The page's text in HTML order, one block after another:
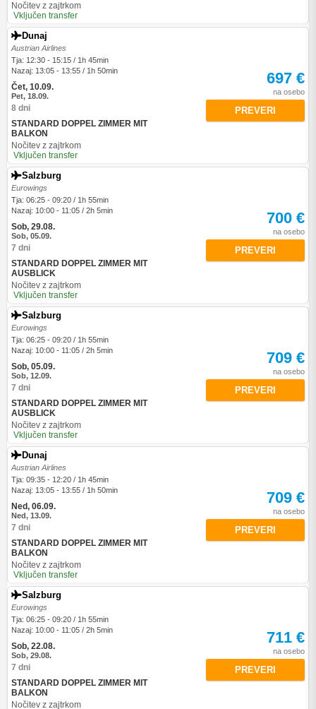
Nočitev z zajtrkom
Vključen transfer
Dunaj
Austrian Airlines
Tja: 12:30 - 15:15 / 1h 45min
Nazaj: 13:05 - 13:55 / 1h 50min
Čet, 10.09.
Pet, 18.09.
8 dni
STANDARD DOPPEL ZIMMER MIT
BALKON
Nočitev z zajtrkom
Vključen transfer
697 €
na osebo
PREVERI
Salzburg
Eurowings
Tja: 06:25 - 09:20 / 1h 55min
Nazaj: 10:00 - 11:05 / 2h 5min
Sob, 29.08.
Sob, 05.09.
7 dni
STANDARD DOPPEL ZIMMER MIT
AUSBLICK
Nočitev z zajtrkom
Vključen transfer
700 €
na osebo
PREVERI
Salzburg
Eurowings
Tja: 06:25 - 09:20 / 1h 55min
Nazaj: 10:00 - 11:05 / 2h 5min
Sob, 05.09.
Sob, 12.09.
7 dni
STANDARD DOPPEL ZIMMER MIT
AUSBLICK
Nočitev z zajtrkom
Vključen transfer
709 €
na osebo
PREVERI
Dunaj
Austrian Airlines
Tja: 09:35 - 12:20 / 1h 45min
Nazaj: 13:05 - 13:55 / 1h 50min
Ned, 06.09.
Ned, 13.09.
7 dni
STANDARD DOPPEL ZIMMER MIT
BALKON
Nočitev z zajtrkom
Vključen transfer
709 €
na osebo
PREVERI
Salzburg
Eurowings
Tja: 06:25 - 09:20 / 1h 55min
Nazaj: 10:00 - 11:05 / 2h 5min
Sob, 22.08.
Sob, 29.08.
7 dni
STANDARD DOPPEL ZIMMER MIT
BALKON
Nočitev z zajtrkom
711 €
na osebo
PREVERI